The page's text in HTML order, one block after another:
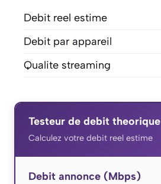
Debit reel estime
Debit par appareil
Qualite streaming
Testeur de debit theorique
Calculez votre debit reel estime
Debit annonce (Mbps)